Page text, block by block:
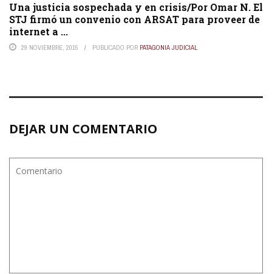
Una justicia sospechada y en crisis/Por Omar N. El
STJ firmó un convenio con ARSAT para proveer de
internet a ...
29 NOVIEMBRE, 2015 PUBLICADO POR PATAGONIA JUDICIAL
DEJAR UN COMENTARIO